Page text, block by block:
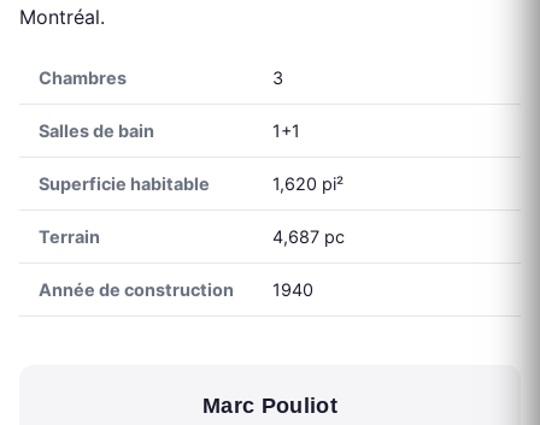
Montréal.
Chambres 3
Salles de bain 1+1
Superficie habitable 1,620 pi²
Terrain 4,687 pc
Année de construction 1940
Marc Pouliot